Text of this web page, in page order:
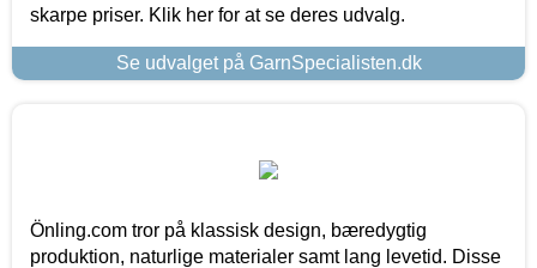
skarpe priser. Klik her for at se deres udvalg.
Se udvalget på GarnSpecialisten.dk
Önling.com tror på klassisk design, bæredygtig
produktion, naturlige materialer samt lang levetid. Disse